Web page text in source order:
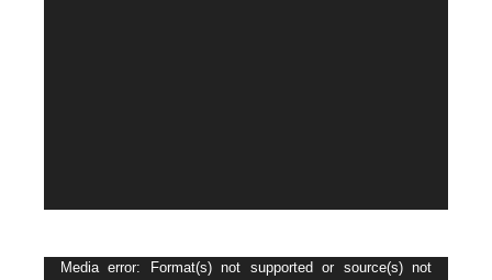
Tocador
Media error: Format(s) not supported or source(s) not